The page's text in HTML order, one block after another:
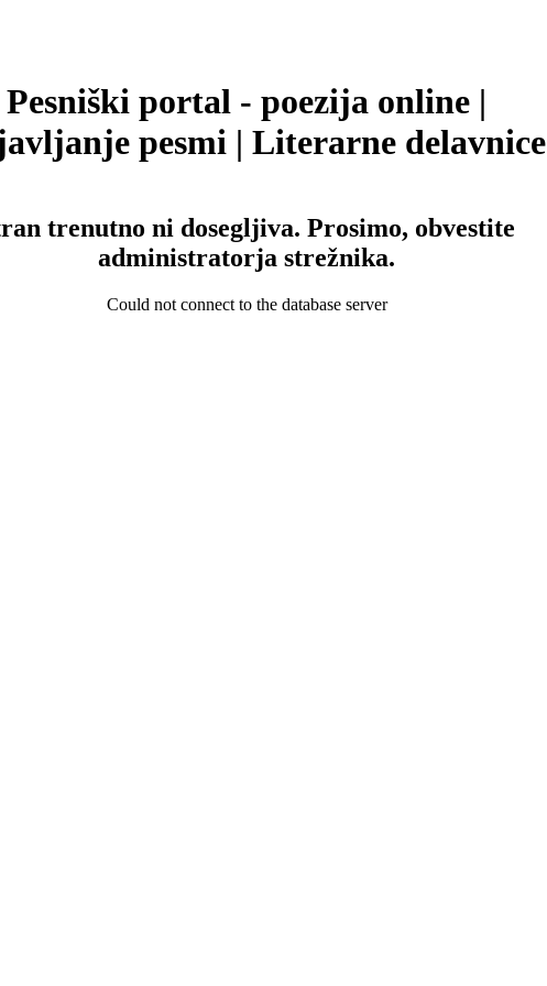
Pesniški portal - poezija online |
pesmi | Literarne delavnice
trenutno ni dosegljiva. Prosimo, obvestite
administratorja strežnika.
Could not connect to the database server